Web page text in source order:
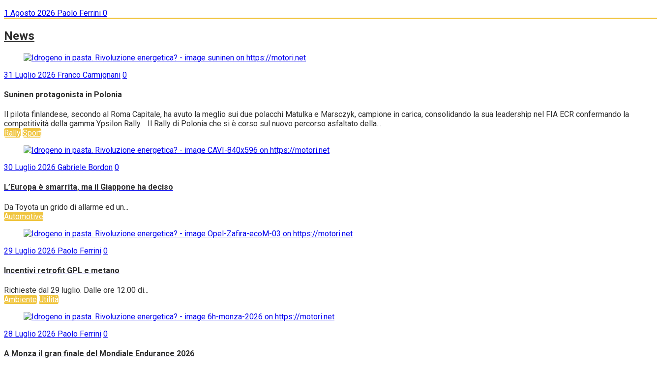
1 Agosto 2026 Paolo Ferrini 0
News
31 Luglio 2026 Franco Carmignani 0
Suninen protagonista in Polonia
Il pilota finlandese, secondo al Roma Capitale, ha avuto la meglio sui due polacchi Matulka e Marsczyk, campione in carica, consolidando la sua leadership nel FIA ECR confermando la
competitività della gamma Ypsilon Rally. Il Rally di Polonia che si è corso sul nuovo percorso asfaltato della...
Rally Sport
30 Luglio 2026 Gabriele Bordon 0
L’Europa è smarrita, ma il Giappone ha deciso
Da Toyota un grido di allarme ed un...
Automotive
29 Luglio 2026 Paolo Ferrini 0
Incentivi retrofit GPL e metano
Richieste dal 29 luglio. Dalle ore 12.00 di...
Ambiente Utilità
28 Luglio 2026 Paolo Ferrini 0
A Monza il gran finale del Mondiale Endurance 2026